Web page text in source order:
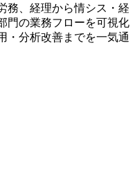
務、経理から情シス・経
門の業務フローを可視化
・分析改善までを一気通